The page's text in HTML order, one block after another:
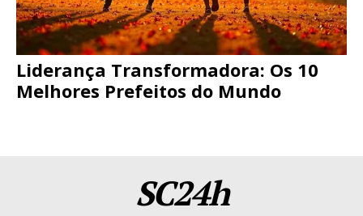
Liderança Transformadora: Os 10
Melhores Prefeitos do Mundo
SC24h